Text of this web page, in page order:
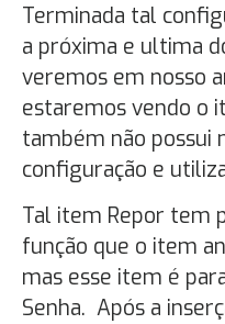
Terminada tal
a próxima e ultima
veremos em nosso
estaremos vendo o
também não possui
configuração e
Tal item Repor tem
função que o item
mas esse item é
Senha. Após a